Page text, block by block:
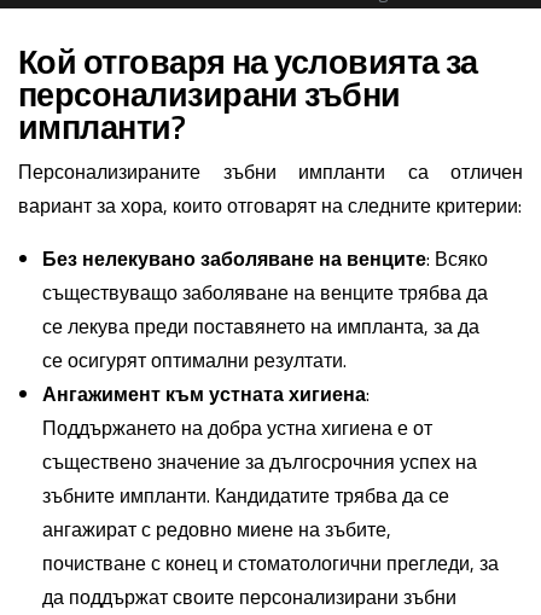
Кой отговаря на условията за
персонализирани зъбни
импланти?
Персонализираните зъбни импланти са отличен
вариант за хора, които отговарят на следните критерии:
Без нелекувано заболяване на венците: Всяко
съществуващо заболяване на венците трябва да
се лекува преди поставянето на импланта, за да
се осигурят оптимални резултати.
Ангажимент към устната хигиена:
Поддържането на добра устна хигиена е от
съществено значение за дългосрочния успех на
зъбните импланти. Кандидатите трябва да се
ангажират с редовно миене на зъбите,
почистване с конец и стоматологични прегледи, за
да поддържат своите персонализирани зъбни